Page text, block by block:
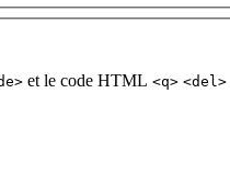
et le code HTML <q> <del>